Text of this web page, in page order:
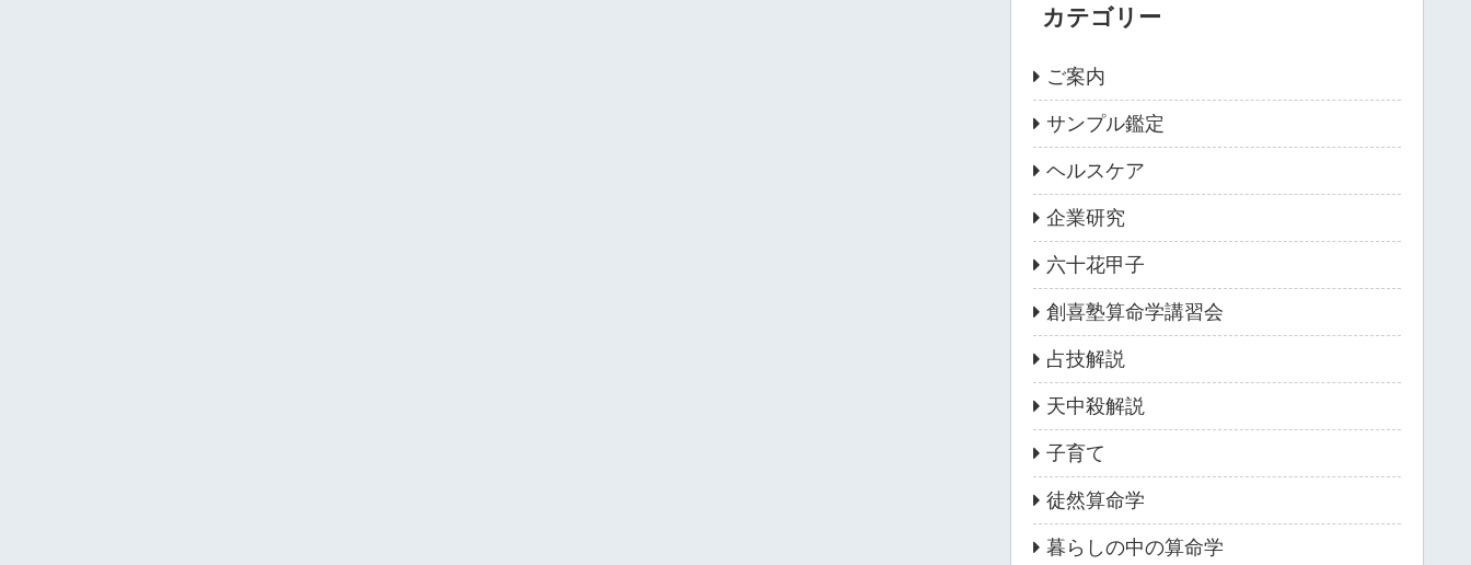
カテゴリー
ご案内
サンプル鑑定
ヘルスケア
企業研究
六十花甲子
創喜塾算命学講習会
占技解説
天中殺解説
子育て
徒然算命学
暮らしの中の算命学